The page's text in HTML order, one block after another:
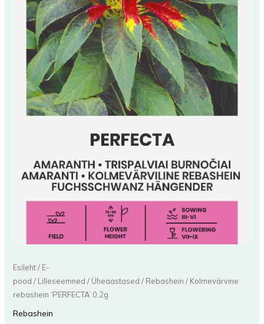
Esileht/ E-
pood / Lilleseemned / Üheaastased / Rebashein / Kolmevärvine
rebashein ‘PERFECTA’ 0,2g
Rebashein